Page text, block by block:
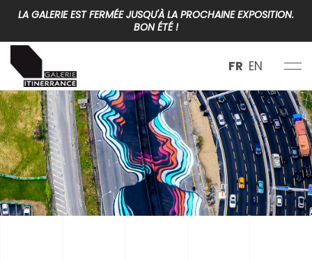
LA GALERIE EST FERMÉE JUSQU'À LA PROCHAINE EXPOSITION.
BON ÉTÉ !
FR EN